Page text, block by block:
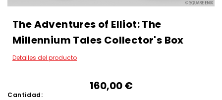
The Adventures of Elliot: The
Millennium Tales Collector's Box
Detalles del producto
160,00‎ ‎€
Cantidad: